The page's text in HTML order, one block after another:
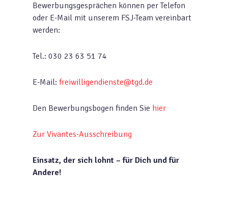
Bewerbungsgesprächen können per Telefon
oder E-Mail mit unserem FSJ-Team vereinbart
werden:
Tel.: 030 23 63 51 74
E-Mail: freiwilligendienste@tgd.de
Den Bewerbungsbogen finden Sie hier
Zur Vivantes-Ausschreibung
Einsatz, der sich lohnt – für Dich und für
Andere!